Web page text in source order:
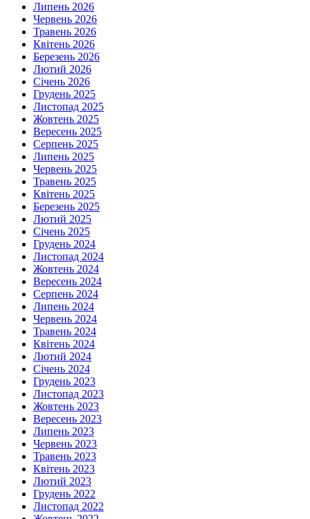
Липень 2026
Червень 2026
Травень 2026
Квітень 2026
Березень 2026
Лютий 2026
Січень 2026
Грудень 2025
Листопад 2025
Жовтень 2025
Вересень 2025
Серпень 2025
Липень 2025
Червень 2025
Травень 2025
Квітень 2025
Березень 2025
Лютий 2025
Січень 2025
Грудень 2024
Листопад 2024
Жовтень 2024
Вересень 2024
Серпень 2024
Липень 2024
Червень 2024
Травень 2024
Квітень 2024
Лютий 2024
Січень 2024
Грудень 2023
Листопад 2023
Жовтень 2023
Вересень 2023
Липень 2023
Червень 2023
Травень 2023
Квітень 2023
Лютий 2023
Грудень 2022
Листопад 2022